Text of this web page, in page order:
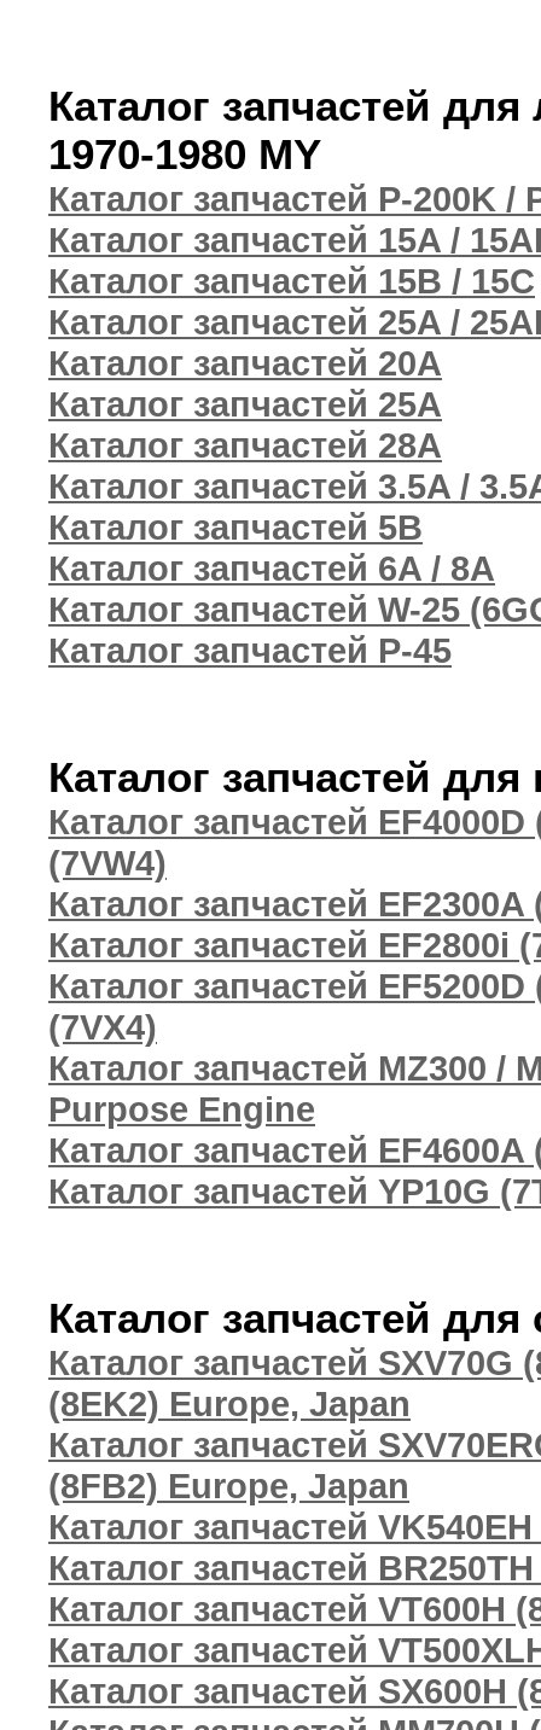
Каталог запчастей
1970-1980 MY
Каталог запчастей P-200K /
Каталог запчастей 15A /
Каталог запчастей 15B / 15C
Каталог запчастей 25A /
Каталог запчастей 20A
Каталог запчастей 25A
Каталог запчастей 28A
Каталог запчастей 3.5A /
Каталог запчастей 5B
Каталог запчастей 6A / 8A
Каталог запчастей W-25
Каталог запчастей P-45
Каталог запчастей
Каталог запчастей
(7VW4)
Каталог запчастей
Каталог запчастей EF2800i
Каталог запчастей
(7VX4)
Каталог запчастей MZ300 /
Purpose Engine
Каталог запчастей
Каталог запчастей YP10G
Каталог запчастей
Каталог запчастей SXV70G
(8EK2) Europe, Japan
Каталог запчастей
(8FB2) Europe, Japan
Каталог запчастей
Каталог запчастей
Каталог запчастей VT600H
Каталог запчастей
Каталог запчастей SX600H